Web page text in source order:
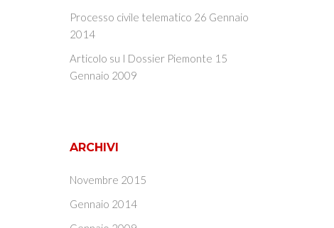
Processo civile telematico 26 Gennaio
2014
Articolo su I Dossier Piemonte 15
Gennaio 2009
ARCHIVI
Novembre 2015
Gennaio 2014